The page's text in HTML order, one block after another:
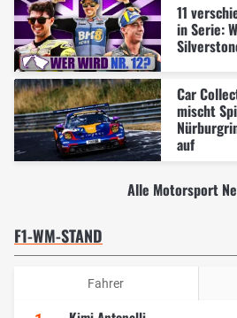
11
in Serie:
Car
mischt
auf
Alle Motorsport
F1-WM-STAND
Fahrer